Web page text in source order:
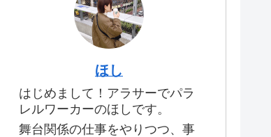
ほし
はじめまして！アラサーでパラ
レルワーカーのほしです。
舞台関係の仕事をやりつつ、事